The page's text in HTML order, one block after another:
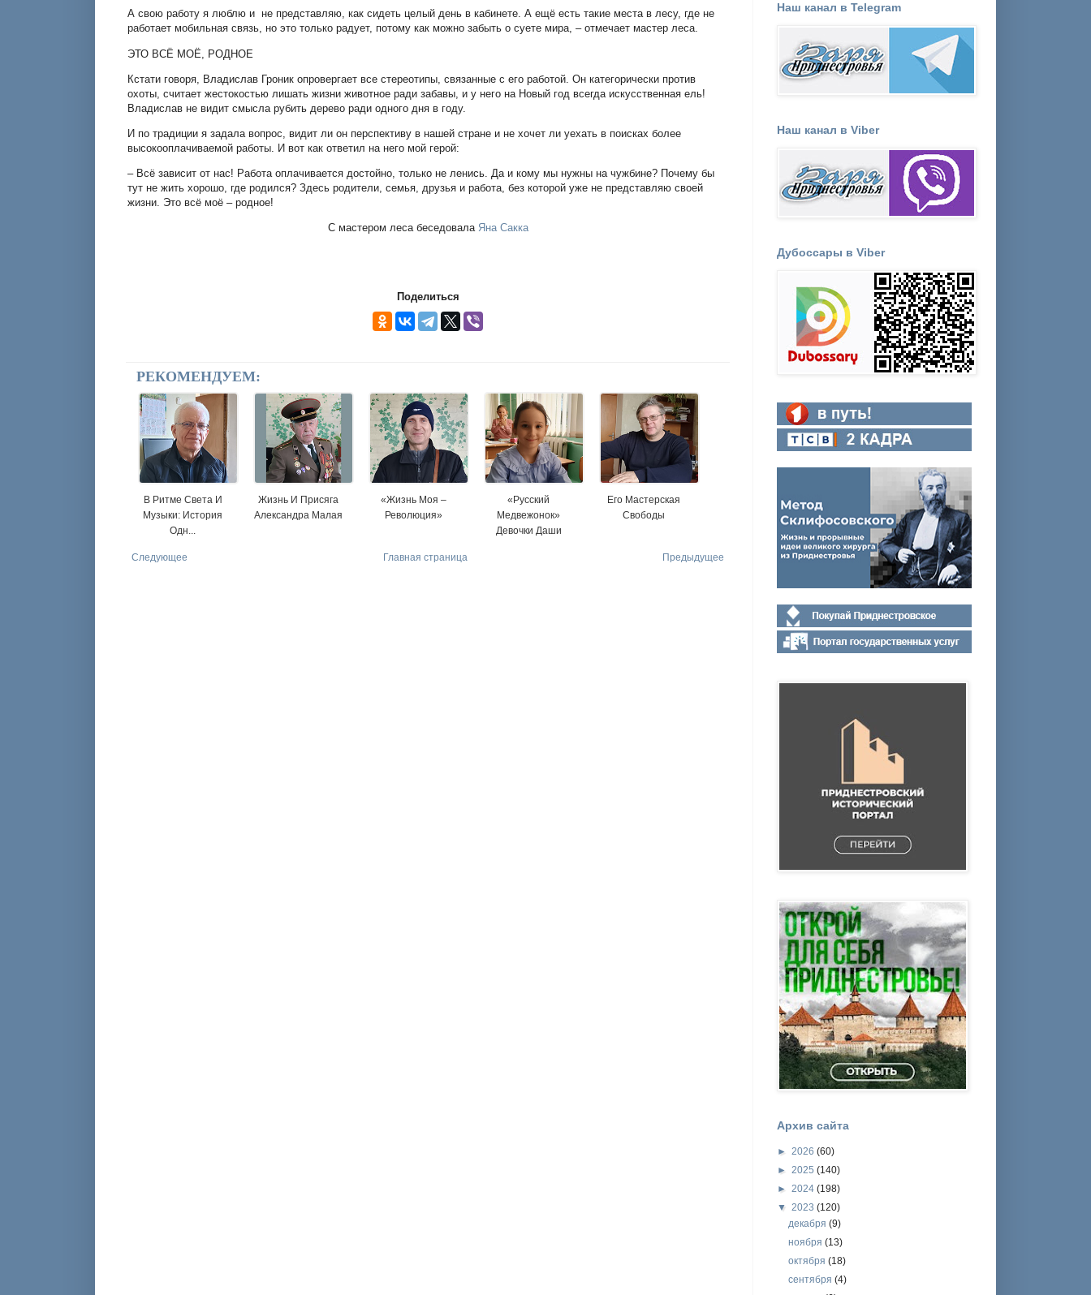
А свою работу я люблю и не представляю, как сидеть целый день в кабинете. А ещё есть такие места в лесу, где не
работает мобильная связь, но это только радует, потому как можно забыть о суете мира, – отмечает мастер леса.
ЭТО ВСЁ МОЁ, РОДНОЕ
Кстати говоря, Владислав Гроник опровергает все стереотипы, связанные с его работой. Он категорически против
охоты, считает жестокостью лишать жизни животное ради забавы, и у него на Новый год всегда искусственная ель!
Владислав не видит смысла рубить дерево ради одного дня в году.
И по традиции я задала вопрос, видит ли он перспективу в нашей стране и не хочет ли уехать в поисках более
высокооплачиваемой работы. И вот как ответил на него мой герой:
– Всё зависит от нас! Работа оплачивается достойно, только не ленись. Да и кому мы нужны на чужбине? Почему бы
тут не жить хорошо, где родился? Здесь родители, семья, друзья и работа, без которой уже не представляю своей
жизни. Это всё моё – родное!
С мастером леса беседовала Яна Сакка
Поделиться
РЕКОМЕНДУЕМ:
В Ритме Света И
Музыки: История
Одн...
Жизнь И Присяга
Александра Малая
«Жизнь Моя –
Революция»
«Русский
Медвежонок»
Девочки Даши
Его Мастерская
Свободы
Следующее Предыдущее
Главная страница
Наш канал в Telegram
Наш канал в Viber
Дубоссары в Viber
Архив сайта
► 2026 (60)
► 2025 (140)
► 2024 (198)
▼ 2023 (120)
декабря(9)
ноября(13)
октября(18)
сентября(4)